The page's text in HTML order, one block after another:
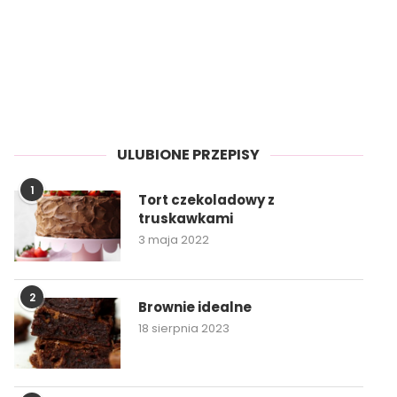
ULUBIONE PRZEPISY
1
Tort czekoladowy z
truskawkami
3 maja 2022
2 Brownie idealne
18 sierpnia 2023